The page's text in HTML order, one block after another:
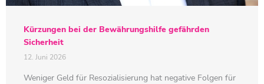
Kürzungen bei der Bewährungshilfe gefährden
Sicherheit
12. Juni 2026
Weniger Geld für Resozialisierung hat negative Folgen für